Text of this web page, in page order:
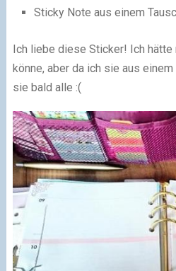
Sticky Note aus einem
Ich liebe diese Sticker! Ich hätte
könne, aber da ich sie aus
sie bald alle :(